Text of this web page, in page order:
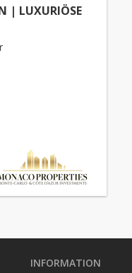
| LUXURIÖSE
INFORMATION